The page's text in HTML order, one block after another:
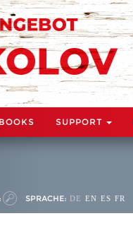
SUPPORT
SPRACHE: DE EN ES FR